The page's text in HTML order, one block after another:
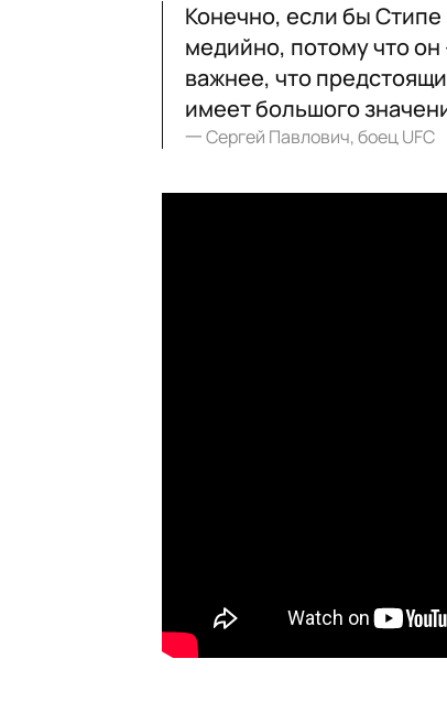
Конечно, если бы
медийно, потому что
важнее, что
имеет большого
一Сергей Павлович, боец UFC